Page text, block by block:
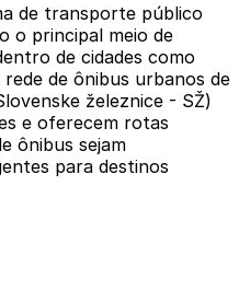
de transporte público
o principal meio de
de cidades como
de ônibus urbanos de
železnice - SŽ)
e oferecem rotas
ônibus sejam
para destinos